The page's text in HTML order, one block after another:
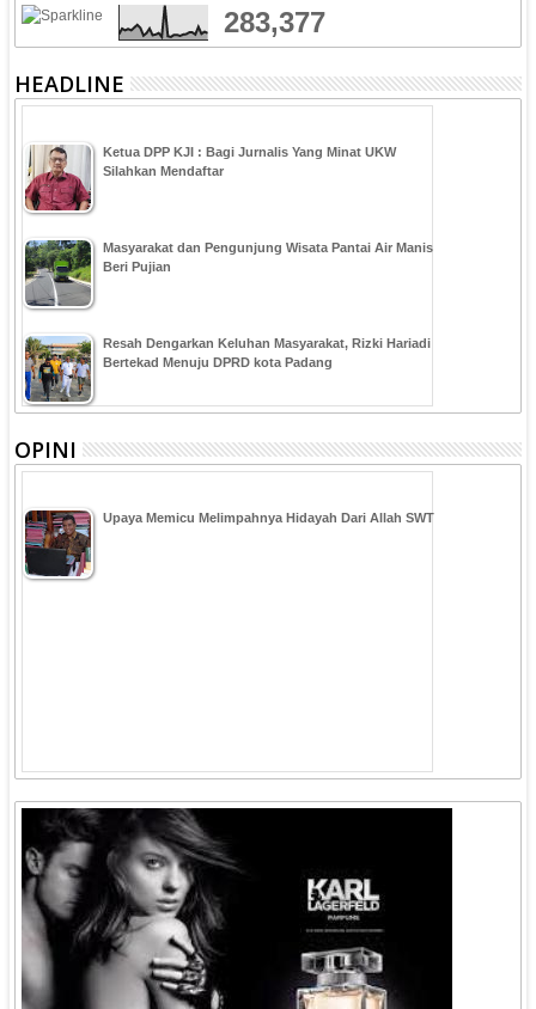
283,377
HEADLINE
Ketua DPP KJI : Bagi Jurnalis Yang Minat UKW
Silahkan Mendaftar
Masyarakat dan Pengunjung Wisata Pantai Air Manis
Beri Pujian
Resah Dengarkan Keluhan Masyarakat, Rizki Hariadi
Bertekad Menuju DPRD kota Padang
OPINI
Upaya Memicu Melimpahnya Hidayah Dari Allah SWT